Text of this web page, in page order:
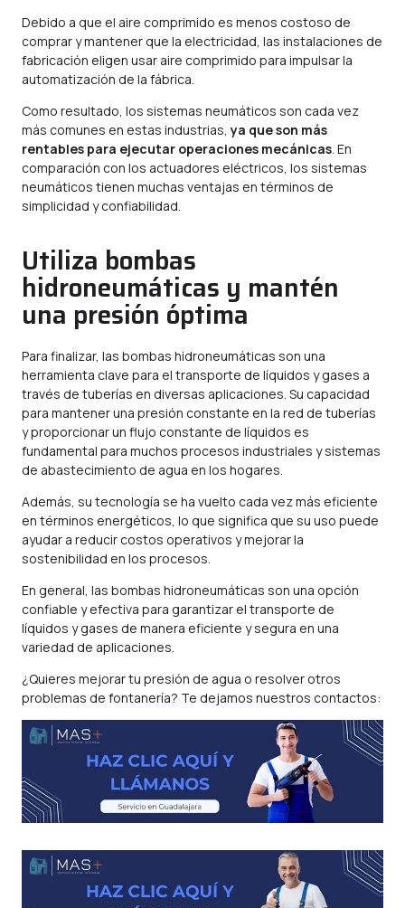
Debido a que el aire comprimido es menos costoso de
comprar y mantener que la electricidad, las instalaciones de
fabricación eligen usar aire comprimido para impulsar la
automatización de la fábrica.
Como resultado, los sistemas neumáticos son cada vez
más comunes en estas industrias, ya que son más
rentables para ejecutar operaciones mecánicas. En
comparación con los actuadores eléctricos, los sistemas
neumáticos tienen muchas ventajas en términos de
simplicidad y confiabilidad.
Utiliza bombas
hidroneumáticas y mantén
una presión óptima
Para finalizar, las bombas hidroneumáticas son una
herramienta clave para el transporte de líquidos y gases a
través de tuberías en diversas aplicaciones. Su capacidad
para mantener una presión constante en la red de tuberías
y proporcionar un flujo constante de líquidos es
fundamental para muchos procesos industriales y sistemas
de abastecimiento de agua en los hogares.
Además, su tecnología se ha vuelto cada vez más eficiente
en términos energéticos, lo que significa que su uso puede
ayudar a reducir costos operativos y mejorar la
sostenibilidad en los procesos.
En general, las bombas hidroneumáticas son una opción
confiable y efectiva para garantizar el transporte de
líquidos y gases de manera eficiente y segura en una
variedad de aplicaciones.
¿Quieres mejorar tu presión de agua o resolver otros
problemas de fontanería? Te dejamos nuestros contactos: